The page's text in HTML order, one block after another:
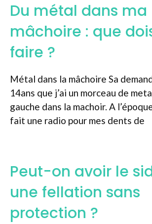
Du métal dans ma
mâchoire : que
faire ?
Métal dans la mâchoire Sa
14ans que j’ai un morceau de
gauche dans la machoir. A
fait une radio pour mes dents de
Peut-on avoir le
une fellation sans
protection ?